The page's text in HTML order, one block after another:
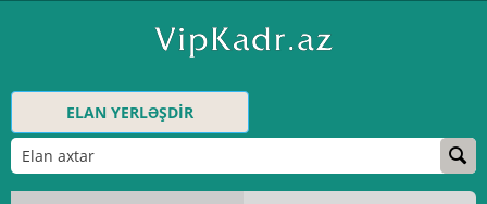
ELAN YERLƏŞDİR